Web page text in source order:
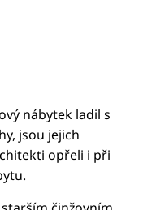
nábytek ladil s
jsou jejich
opřeli i při